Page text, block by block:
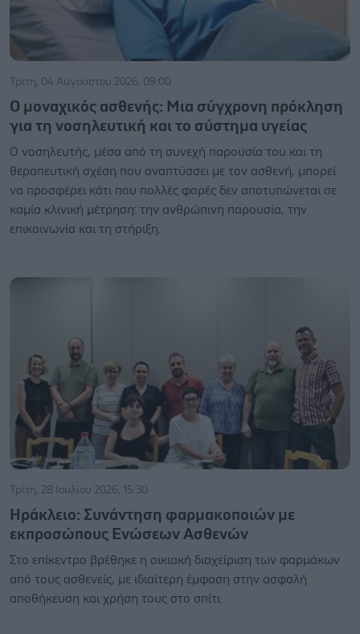
Τρίτη, 04 Αυγούστου 2026, 09:00
Ο μοναχικός ασθενής: Μια σύγχρονη πρόκληση
για τη νοσηλευτική και το σύστημα υγείας
Ο νοσηλευτής, μέσα από τη συνεχή παρουσία του και τη
θεραπευτική σχέση που αναπτύσσει με τον ασθενή, μπορεί
να προσφέρει κάτι που πολλές φορές δεν αποτυπώνεται σε
καμία κλινική μέτρηση: την ανθρώπινη παρουσία, την
επικοινωνία και τη στήριξη.
Τρίτη, 28 Ιουλίου 2026, 15:30
Ηράκλειο: Συνάντηση φαρμακοποιών με
εκπροσώπους Ενώσεων Ασθενών
Στο επίκεντρο βρέθηκε η οικιακή διαχείριση των φαρμάκων
από τους ασθενείς, με ιδιαίτερη έμφαση στην ασφαλή
αποθήκευση και χρήση τους στο σπίτι.